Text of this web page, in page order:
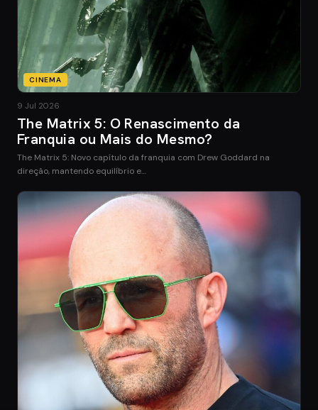
CINEMA
9 Jul 2026
The Matrix 5: O Renascimento da
Franquia ou Mais do Mesmo?
The Matrix 5: Novo capítulo da franquia com Drew Goddard na
direção, mantendo equilíbrio e…